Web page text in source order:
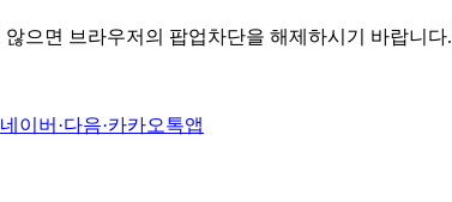
으면 브라우저의 팝업차단을 해제하시기 바랍니다.
네이버·다음·카카오톡앱